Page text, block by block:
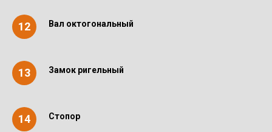
Вал октогональный
Замок ригельный
Стопор